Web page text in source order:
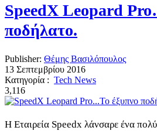
SpeedX Leopard
ποδήλατο.
Publisher: Θέμης Βασιλόπουλος
13 Σεπτεμβρίου 2016
Κατηγορία : Tech News
3,116
Η Εταιρεία Speedx λάνσαρε ένα